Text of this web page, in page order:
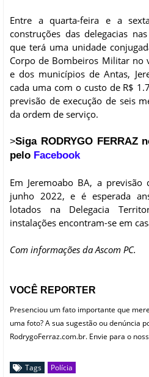
Entre a quarta-feira e a
construções das delegacias
que terá uma unidade
Corpo de Bombeiros Militar no
e dos municípios de Antas,
cada uma com o custo de R$
previsão de execução de seis
da ordem de serviço.
>Siga RODRYGO FERRAZ
pelo Facebook
Em Jeremoabo BA, a
junho 2022, e é esperada
lotados na Delegacia
instalações encontram-se em
Com informações da Ascom PC.
VOCÊ REPORTER
Presenciou um fato importante que
uma foto? A sua sugestão ou denúncia
RodrygoFerraz.com.br. Envie para o
Tags Polícia